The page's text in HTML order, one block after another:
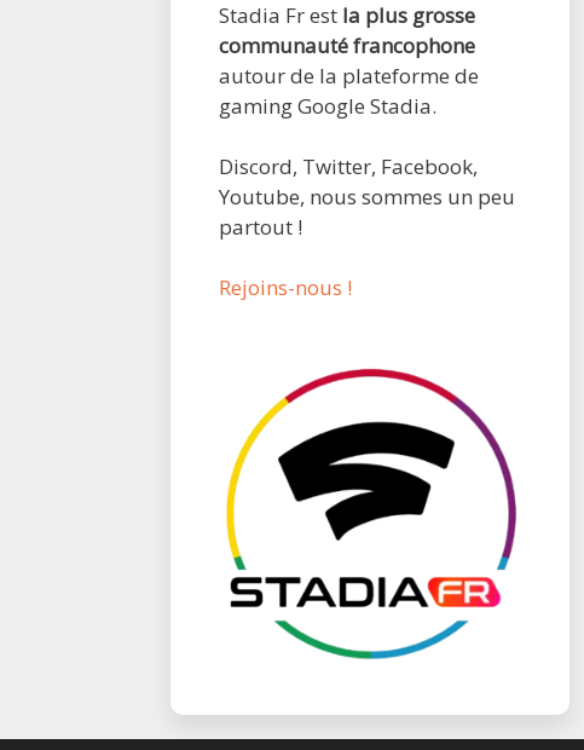
Stadia Fr est la plus grosse
communauté francophone
autour de la plateforme de
gaming Google Stadia.
Discord, Twitter, Facebook,
Youtube, nous sommes un peu
partout !
Rejoins-nous !